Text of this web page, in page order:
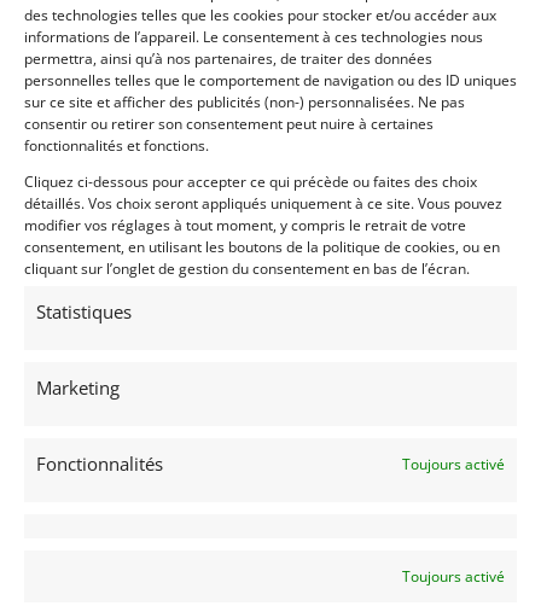
des technologies telles que les cookies pour stocker et/ou accéder aux
informations de l’appareil. Le consentement à ces technologies nous
permettra, ainsi qu’à nos partenaires, de traiter des données
personnelles telles que le comportement de navigation ou des ID uniques
sur ce site et afficher des publicités (non-) personnalisées. Ne pas
consentir ou retirer son consentement peut nuire à certaines
fonctionnalités et fonctions.
Cliquez ci-dessous pour accepter ce qui précède ou faites des choix
détaillés. Vos choix seront appliqués uniquement à ce site. Vous pouvez
modifier vos réglages à tout moment, y compris le retrait de votre
consentement, en utilisant les boutons de la politique de cookies, ou en
cliquant sur l’onglet de gestion du consentement en bas de l’écran.
Statistiques
Marketing
Fonctionnalités Toujours activé
Toujours activé
l’habitacle d’un son impressionnant. La boîte de
vitesses passe facilement au premier et au départ,
profitant des performances puissantes et de la
bande son glorieuse. C’est exactement ce que vous
pouvez attendre d’une vraie muscle car !
rare à un prix intéressant, car il n’existe aucun autre
exemplaire sur le marché offrant cette qualité et
cette authenticité. C’est probablement l’une des
occasions les moins chères d’avoir une vraie Shelby
dans son garage !
Partager cette annonce